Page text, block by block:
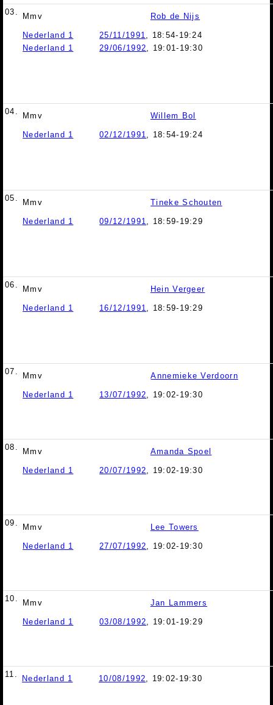
03. Mmv Rob de Nijs
Nederland 1 25/11/1991, 18:54-19:24
Nederland 1
29/06/1992, 19:01-19:30
04. Mmv Willem Bol
Nederland 1 02/12/1991, 18:54-19:24
05. Mmv Tineke Schouten
Nederland 1 09/12/1991, 18:59-19:29
06. Mmv Hein Vergeer
Nederland 1 16/12/1991, 18:59-19:29
07. Mmv Annemieke Verdoorn
Nederland 1 13/07/1992, 19:02-19:30
08. Mmv Amanda Spoel
Nederland 1 20/07/1992, 19:02-19:30
09. Mmv Lee Towers
Nederland 1 27/07/1992, 19:02-19:30
10. Mmv Jan Lammers
Nederland 1 03/08/1992, 19:01-19:29
11. Nederland 1 10/08/1992, 19:02-19:30